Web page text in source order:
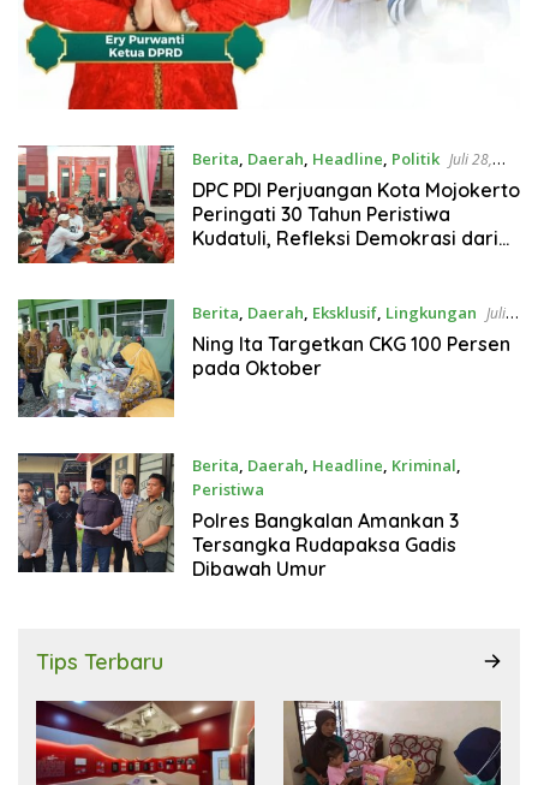
Berita Daerah Headline Politik Juli 28,
2026
DPC PDI Perjuangan Kota Mojokerto
Peringati 30 Tahun Peristiwa
Kudatuli, Refleksi Demokrasi dari
Berita, Daerah, Eksklusif, Lingkungan Juli
23, 2026
Ning Ita Targetkan CKG 100 Persen
pada Oktober
Berita, Daerah, Headline, Kriminal,
Peristiwa
Juli 21, 2026
Polres Bangkalan Amankan 3
Tersangka Rudapaksa Gadis
Dibawah Umur
Tips Terbaru